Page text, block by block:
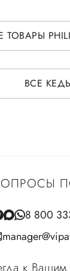
ТОВАРЫ
ВСЕ
8 800